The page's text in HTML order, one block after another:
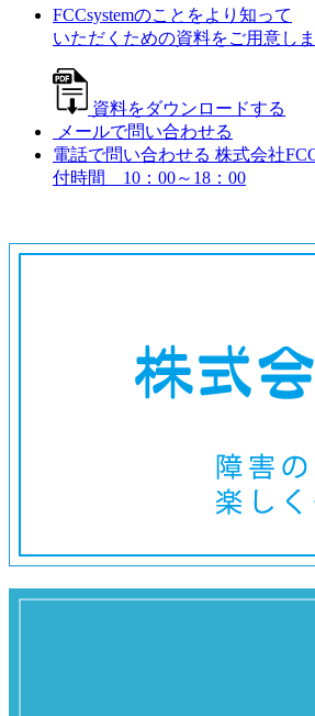
FCCsystemのことをより知って
いただくための資料をご用意しま
資料をダウンロードする
メールで問い合わせる
電話で問い合わせる 株式会社
付時間 10：00～18：00